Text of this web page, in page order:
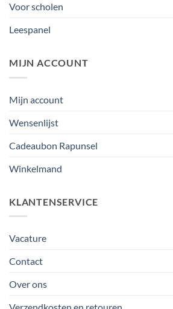
Voor scholen
Leespanel
MIJN ACCOUNT
Mijn account
Wensenlijst
Cadeaubon Rapunsel
Winkelmand
KLANTENSERVICE
Vacature
Contact
Over ons